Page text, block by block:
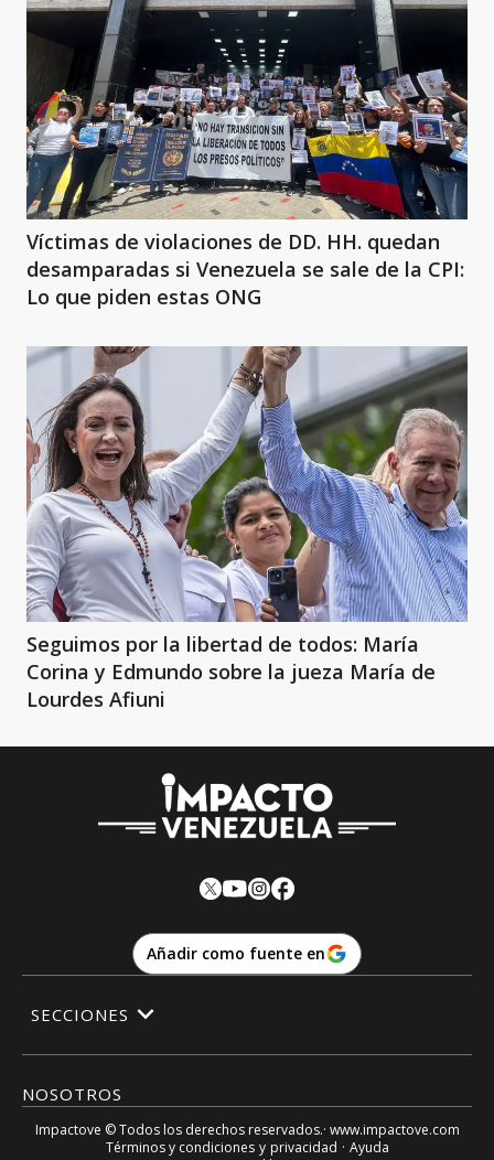
Víctimas de violaciones de DD. HH. quedan
desamparadas si Venezuela se sale de la CPI:
Lo que piden estas ONG
Seguimos por la libertad de todos: María
Corina y Edmundo sobre la jueza María de
Lourdes Afiuni
Añadir como fuente en
NOSOTROS
SECCIONES
Impactove © Todos los derechos reservados.· www.impactove.com
Términos y condiciones y privacidad · Ayuda